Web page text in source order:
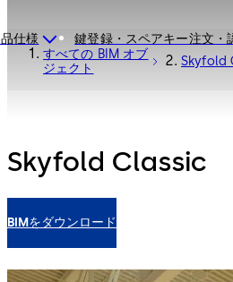
仕様 鍵登録・スペアキー注文・
すべての BIM オブ
ジェクト
Skyfold
Skyfold Classic
BIMをダウンロード